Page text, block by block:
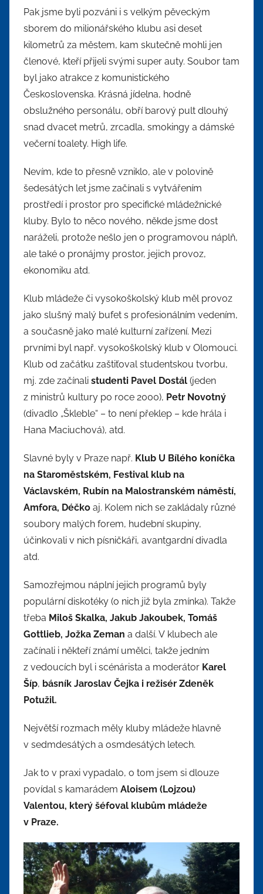
Pak jsme byli pozváni i s velkým pěveckým
sborem do milionářského klubu asi deset
kilometrů za městem, kam skutečně mohli jen
členové, kteří přijeli svými super auty. Soubor tam
byl jako atrakce z komunistického
Československa. Krásná jídelna, hodně
obslužného personálu, obří barový pult dlouhý
snad dvacet metrů, zrcadla, smokingy a dámské
večerní toalety. High life.
Nevím, kde to přesně vzniklo, ale v polovině
šedesátých let jsme začínali s vytvářením
prostředí i prostor pro specifické mládežnické
kluby. Bylo to něco nového, někde jsme dost
naráželi, protože nešlo jen o programovou náplň,
ale také o pronájmy prostor, jejich provoz,
ekonomiku atd.
Klub mládeže či vysokoškolský klub měl provoz
jako slušný malý bufet s profesionálním vedením,
a současně jako malé kulturní zařízení. Mezi
prvními byl např. vysokoškolský klub v Olomouci.
Klub od začátku zaštiťoval studentskou tvorbu,
mj. zde začínali studenti Pavel Dostál (jeden
z ministrů kultury po roce 2000), Petr Novotný
(divadlo „Škleble“ – to není překlep – kde hrála i
Hana Maciuchová), atd.
Slavné byly v Praze např. Klub U Bílého koníčka
na Staroměstském, Festival klub na
Václavském, Rubín na Malostranském náměstí,
Amfora, Déčko aj. Kolem nich se zakládaly různé
soubory malých forem, hudební skupiny,
účinkovali v nich písničkáři, avantgardní divadla
atd.
Samozřejmou náplní jejich programů byly
populární diskotéky (o nich již byla zmínka). Takže
třeba Miloš Skalka, Jakub Jakoubek, Tomáš
Gottlieb, Jožka Zeman a další. V klubech ale
začínali i někteří známí umělci, takže jedním
z vedoucích byl i scénárista a moderátor Karel
Šíp, básník Jaroslav Čejka i režisér Zdeněk
Potužil.
Největší rozmach měly kluby mládeže hlavně
v sedmdesátých a osmdesátých letech.
Jak to v praxi vypadalo, o tom jsem si dlouze
povídal s kamarádem Aloisem (Lojzou)
Valentou, který šéfoval klubům mládeže
v Praze.